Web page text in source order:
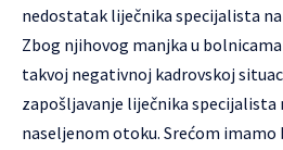
nedostatak liječnika specijalista
Zbog njihovog manjka u
takvoj negativnoj kadrovskoj
zapošljavanje liječnika specijalista
naseljenom otoku. Srećom